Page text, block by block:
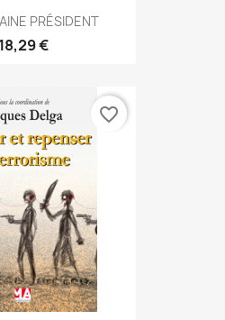
PRÉSIDENT
18,29 €
favorite_border